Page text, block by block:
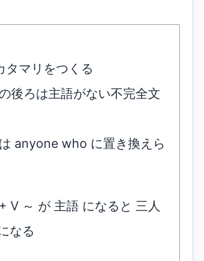
タマリをつくる
後ろは主語がない不完全文
anyone who に置き換えら
V ～ が 主語 になると 三人
なる